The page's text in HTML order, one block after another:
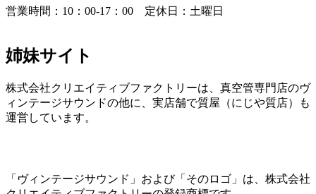
営業時間：10：00-17：00 定休日：土曜日
姉妹サイト
株式会社クリエイティブファクトリーは、真空管専門店のヴ
ィンテージサウンドの他に、実店舗で質屋（にじや質店）も
運営しています。
「ヴィンテージサウンド」および「そのロゴ」は、株式会社